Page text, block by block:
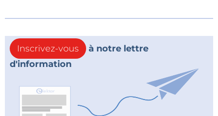
Inscrivez-vous
à notre lettre
d'information